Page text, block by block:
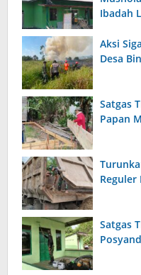
Ibadah
Aksi
Desa
Satgas
Papan
Reguler
Satgas